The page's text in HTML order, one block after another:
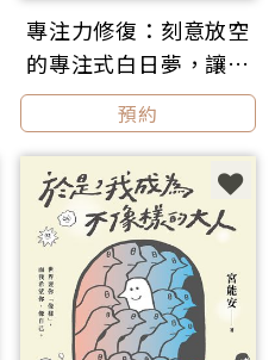
專注力修復：刻意放空
的專注式白日夢，讓你
擺脫瞎忙╳激發創意╳
找回能量
預約